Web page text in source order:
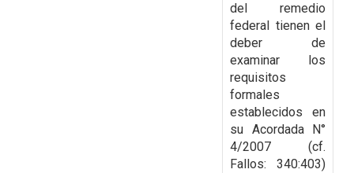
del remedio
federal tienen el
deber de
examinar los
requisitos
formales
establecidos en
su Acordada N°
4/2007 (cf.
Fallos: 340:403)